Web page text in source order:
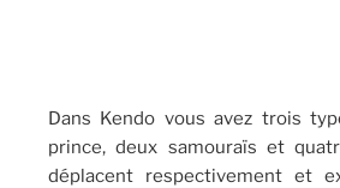
Dans Kendo vous avez trois
prince, deux samouraïs et
déplacent respectivement et